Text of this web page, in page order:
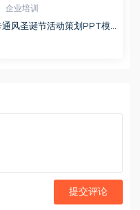
企业培训
通风圣诞节活动策划PPT模
提交评论